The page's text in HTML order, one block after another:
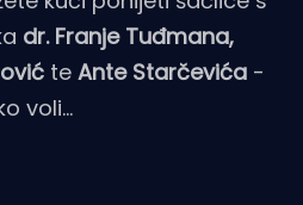
dr. Franje Tuđmana,
te Ante Starčevića -
voli...